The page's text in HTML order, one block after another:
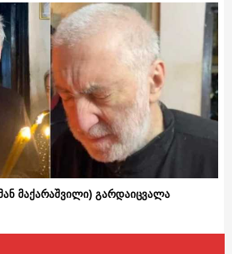
მაქარაშვილი) გარდაიცვალა